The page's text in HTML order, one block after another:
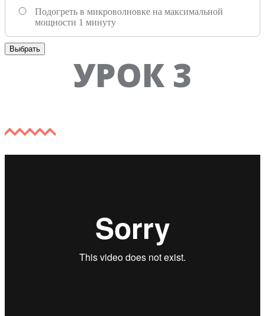
Подогреть в микроволновке на максимальной
мощности 1 минуту
Выбрать
УРОК 3